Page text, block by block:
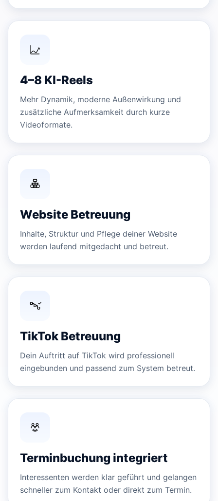
4–8 KI-Reels
Mehr Dynamik, moderne Außenwirkung und
zusätzliche Aufmerksamkeit durch kurze
Videoformate.
Website Betreuung
Inhalte, Struktur und Pflege deiner Website
werden laufend mitgedacht und betreut.
TikTok Betreuung
Dein Auftritt auf TikTok wird professionell
eingebunden und passend zum System betreut.
Terminbuchung integriert
Interessenten werden klar geführt und gelangen
schneller zum Kontakt oder direkt zum Termin.